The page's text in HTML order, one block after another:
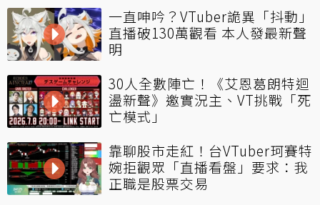
一直呻吟？VTuber詭異「抖動」
直播破130萬觀看 本人發最新聲
明
30人全數陣亡！《艾恩葛朗特迴
盪新聲》邀實況主、VT挑戰「死
亡模式」
靠聊股市走紅！台VTuber珂賽特
婉拒觀眾「直播看盤」要求：我
正職是股票交易